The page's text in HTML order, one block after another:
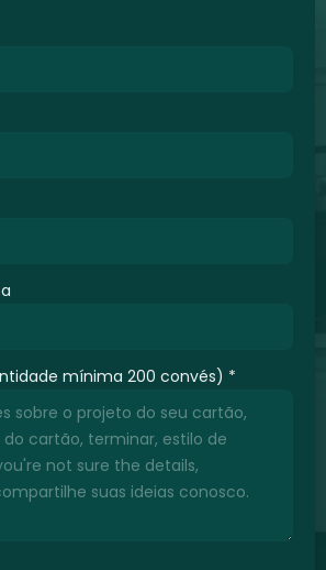
mínima 200 convés) *